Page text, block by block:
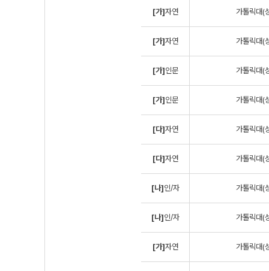
[가]자연 가톨릭대(
[가]자연 가톨릭대(
[가]인문 가톨릭대(
[가]인문 가톨릭대(
[다]자연 가톨릭대(
[다]자연 가톨릭대(
[나]인/자 가톨릭대(
[나]인/자 가톨릭대(
[가]자연 가톨릭대(